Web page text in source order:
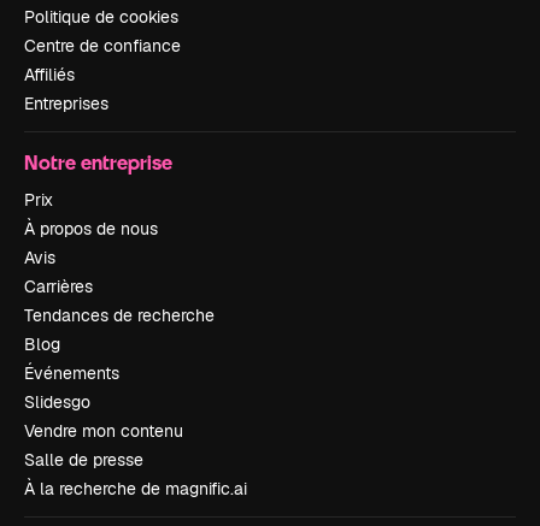
Politique de cookies
Centre de confiance
Affiliés
Entreprises
Notre entreprise
Prix
À propos de nous
Avis
Carrières
Tendances de recherche
Blog
Événements
Slidesgo
Vendre mon contenu
Salle de presse
À la recherche de magnific.ai